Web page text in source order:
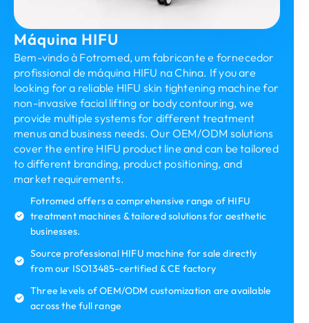
Máquina HIFU
Bem-vindo à Fotromed, um fabricante e fornecedor
profissional de máquina HIFU na China. If you are
looking for a reliable HIFU skin tightening machine for
non-invasive facial lifting or body contouring, we
provide multiple systems for different treatment
menus and business needs.Our OEM/ODM solutions
cover the entire HIFU product line and can be tailored
to different branding, product positioning, and
market requirements.
Fotromed offers a comprehensive range of HIFU
treatment machines & tailored solutions for aesthetic
businesses.
Source professional HIFU machine for sale directly
from our ISO13485-certified & CE factory
Three levels of OEM/ODM customization are available
across the full range